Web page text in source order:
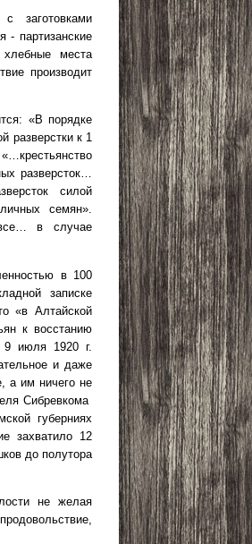
заготовками
- партизанские
места
производит
«В порядке
разверстки к 1
разверсток…
силой
семян».
в случае
в 100
записке
«в Алтайской
к восстанию
9 июля 1920 г.
и даже
а им ничего не
Сибревкома
губерниях
захватило 12
до полутора
не желая